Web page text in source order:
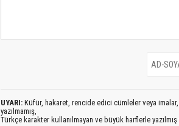
UYARI: Küfür, hakaret, rencide edici cümleler veya
yazılmamış,
Türkçe karakter kullanılmayan ve büyük harflerle